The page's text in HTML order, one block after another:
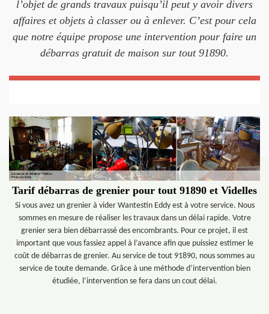
l’objet de grands travaux puisqu’il peut y avoir divers
affaires et objets à classer ou à enlever. C’est pour cela
que notre équipe propose une intervention pour faire un
débarras gratuit de maison sur tout 91890.
Tarif débarras de grenier pour tout 91890 et Videlles
Si vous avez un grenier à vider Wantestin Eddy est à votre service. Nous
sommes en mesure de réaliser les travaux dans un délai rapide. Votre
grenier sera bien débarrassé des encombrants. Pour ce projet, il est
important que vous fassiez appel à l’avance afin que puissiez estimer le
coût de débarras de grenier. Au service de tout 91890, nous sommes au
service de toute demande. Grâce à une méthode d’intervention bien
étudiée, l’intervention se fera dans un cout délai.